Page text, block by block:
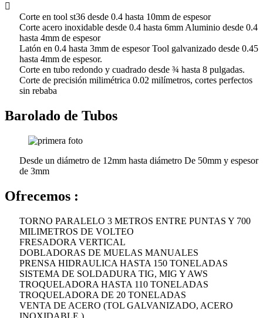
Corte en tool st36 desde 0.4 hasta 10mm de espesor
Corte acero inoxidable desde 0.4 hasta 6mm Aluminio desde 0.4
hasta 4mm de espesor
Latón en 0.4 hasta 3mm de espesor Tool galvanizado desde 0.45
hasta 4mm de espesor.
Corte en tubo redondo y cuadrado desde ¾ hasta 8 pulgadas.
Corte de precisión milimétrica 0.02 milímetros, cortes perfectos
sin rebaba
Barolado de Tubos
Desde un diámetro de 12mm hasta diámetro De 50mm y espesor
de 3mm
Ofrecemos :
TORNO PARALELO 3 METROS ENTRE PUNTAS Y 700
MILIMETROS DE VOLTEO
FRESADORA VERTICAL
DOBLADORAS DE MUELAS MANUALES
PRENSA HIDRAULICA HASTA 150 TONELADAS
SISTEMA DE SOLDADURA TIG, MIG Y AWS
TROQUELADORA HASTA 110 TONELADAS
TROQUELADORA DE 20 TONELADAS
VENTA DE ACERO (TOL GALVANIZADO, ACERO
INOXIDABLE )